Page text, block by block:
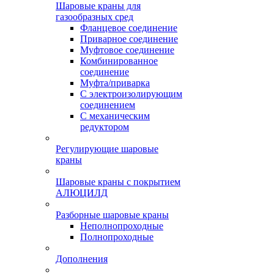
Шаровые краны для
газообразных сред
Фланцевое соединение
Приварное соединение
Муфтовое соединение
Комбинированное
соединение
Муфта/приварка
С электроизолирующим
соединением
С механическим
редуктором
Регулирующие шаровые
краны
Шаровые краны с покрытием
АЛЮЦИЛД
Разборные шаровые краны
Неполнопроходные
Полнопроходные
Дополнения